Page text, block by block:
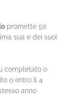
promette 50
sua e dei suoi
completato o
o entro il 4
anno